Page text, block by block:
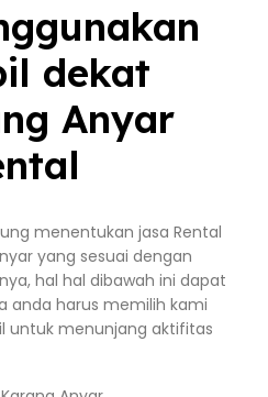
dekat
Anyar
menentukan jasa Rental
yang sesuai dengan
hal hal dibawah ini dapat
anda harus memilih kami
untuk menunjang aktifitas